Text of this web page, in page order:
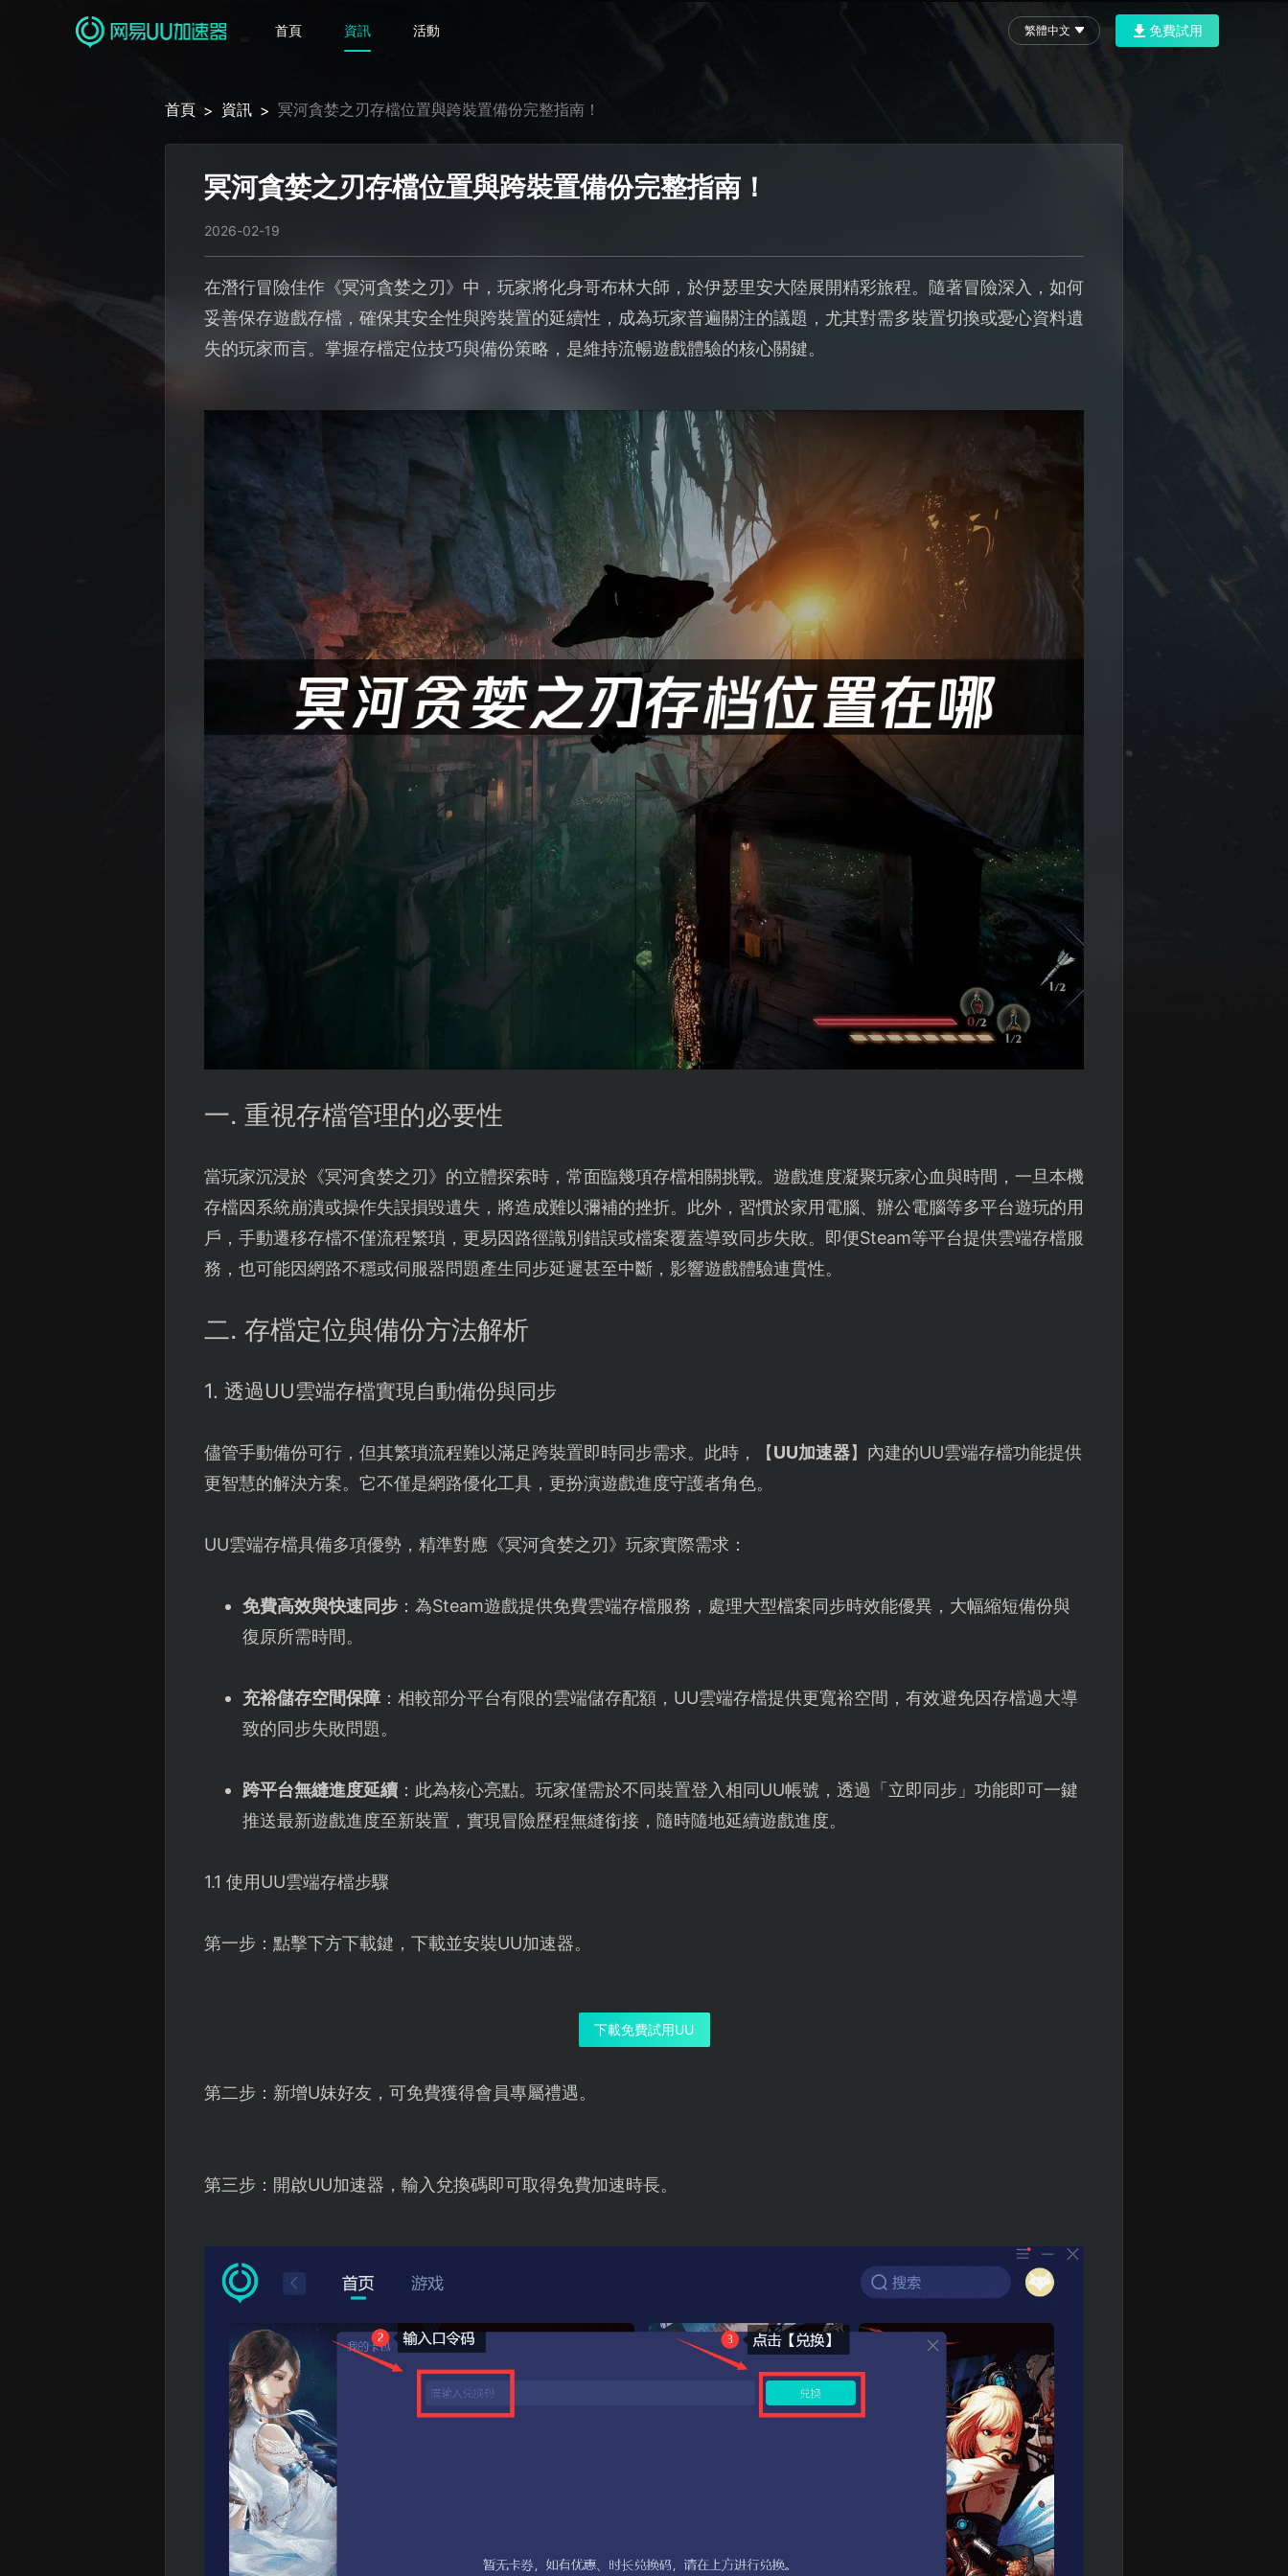
首頁 資訊 活動 繁體中文 免費試用
首頁 > 資訊 > 冥河貪婪之刃存檔位置與跨裝置備份完整指南！
冥河貪婪之刃存檔位置與跨裝置備份完整指南！
2026-02-19
在潛行冒險佳作《冥河貪婪之刃》中，玩家將化身哥布林大師，於伊瑟里安大陸展開精彩旅程。隨著冒險深入，如何
妥善保存遊戲存檔，確保其安全性與跨裝置的延續性，成為玩家普遍關注的議題，尤其對需多裝置切換或憂心資料遺
失的玩家而言。掌握存檔定位技巧與備份策略，是維持流暢遊戲體驗的核心關鍵。
一. 重視存檔管理的必要性
當玩家沉浸於《冥河貪婪之刃》的立體探索時，常面臨幾項存檔相關挑戰。遊戲進度凝聚玩家心血與時間，一旦本機
存檔因系統崩潰或操作失誤損毀遺失，將造成難以彌補的挫折。此外，習慣於家用電腦、辦公電腦等多平台遊玩的用
戶，手動遷移存檔不僅流程繁瑣，更易因路徑識別錯誤或檔案覆蓋導致同步失敗。即便Steam等平台提供雲端存檔服
務，也可能因網路不穩或伺服器問題產生同步延遲甚至中斷，影響遊戲體驗連貫性。
二. 存檔定位與備份方法解析
1. 透過UU雲端存檔實現自動備份與同步
儘管手動備份可行，但其繁瑣流程難以滿足跨裝置即時同步需求。此時，【UU加速器】內建的UU雲端存檔功能提供
更智慧的解決方案。它不僅是網路優化工具，更扮演遊戲進度守護者角色。
UU雲端存檔具備多項優勢，精準對應《冥河貪婪之刃》玩家實際需求：
免費高效與快速同步：為Steam遊戲提供免費雲端存檔服務，處理大型檔案同步時效能優異，大幅縮短備份與
復原所需時間。
充裕儲存空間保障：相較部分平台有限的雲端儲存配額，UU雲端存檔提供更寬裕空間，有效避免因存檔過大導
致的同步失敗問題。
跨平台無縫進度延續：此為核心亮點。玩家僅需於不同裝置登入相同UU帳號，透過「立即同步」功能即可一鍵
推送最新遊戲進度至新裝置，實現冒險歷程無縫銜接，隨時隨地延續遊戲進度。
1.1 使用UU雲端存檔步驟
第一步：點擊下方下載鍵，下載並安裝UU加速器。
下載免費試用UU
第二步：新增U妹好友，可免費獲得會員專屬禮遇。
第三步：開啟UU加速器，輸入兌換碼即可取得免費加速時長。